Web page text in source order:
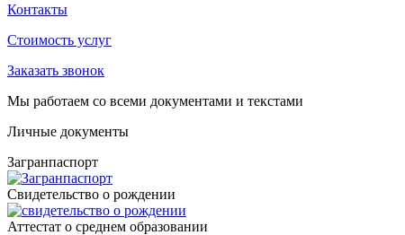
Контакты
Стоимость услуг
Заказать звонок
Мы работаем со всеми документами и текстами
Личные документы
Загранпаспорт
Cвидетельство о рождении
Аттестат о среднем образовании